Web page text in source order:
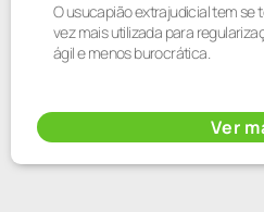
O usucapião extrajudicial tem se
vez mais utilizada para
ágil e menos burocrática.
Ver